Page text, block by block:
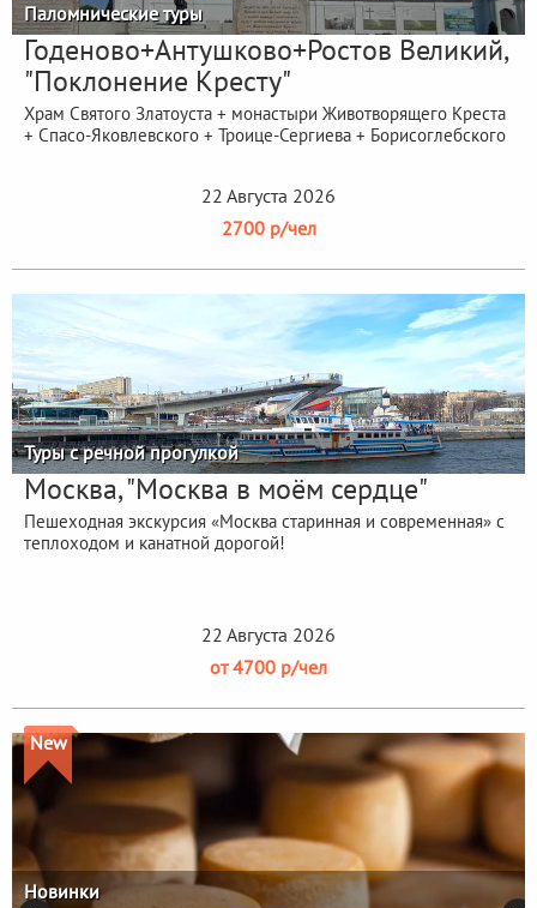
Паломнические туры
Годеново+Антушково+Ростов Великий,
"Поклонение Кресту"
Храм Святого Златоуста + монастыри Животворящего Креста
+ Спасо-Яковлевского + Троице-Сергиева + Борисоглебского
22 Августа 2026
2700 р/чел
Туры с речной прогулкой
Москва, "Москва в моём сердце"
Пешеходная экскурсия «Москва старинная и современная» с
теплоходом и канатной дорогой!
22 Августа 2026
от 4700 р/чел
New
Новинки